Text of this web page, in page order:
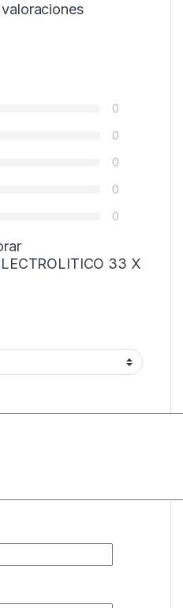
0
0
0
0
0
33 X